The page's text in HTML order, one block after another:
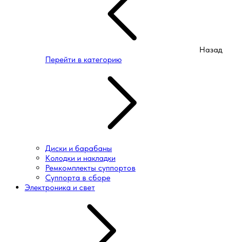
Назад
Перейти в категорию
Диски и барабаны
Колодки и накладки
Ремкомплекты суппортов
Суппорта в сборе
Электроника и свет